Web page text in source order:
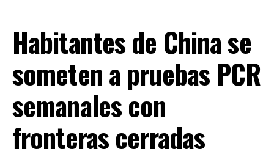
Habitantes de China se
someten a pruebas PCR
semanales con
fronteras cerradas